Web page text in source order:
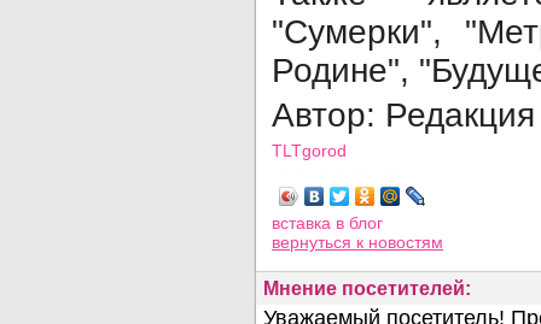
"Сумерки",
Родине",
Автор:
TLTgorod
вставка в блог
вернуться к новостям
Мнение посетителей: